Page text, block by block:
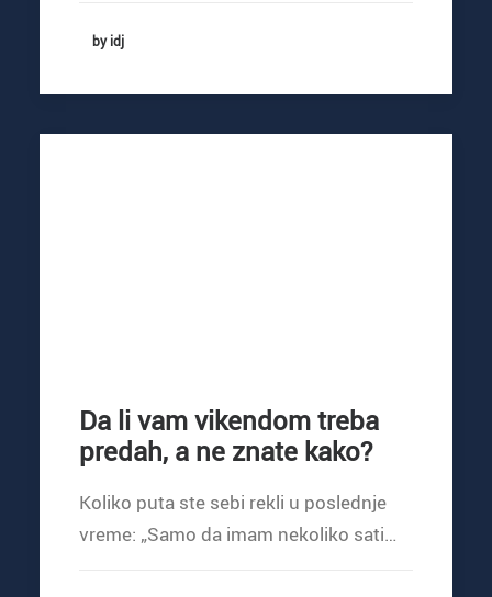
by idj
Da li vam vikendom treba
predah, a ne znate kako?
Koliko puta ste sebi rekli u poslednje
vreme: „Samo da imam nekoliko sati…